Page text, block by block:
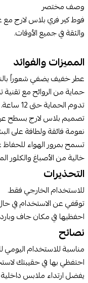
وصف مختصر
والثقة في جميع الأوقات.
المميزات والفوائد
عطر خفيف يضفي شعوراً
حماية من الروائح مع تقنية
تدوم الحماية حتى 12 ساعة.
تصميم بلاس لارج بسطح
نعومة فائقة ولطافة على
تسمح بمرور الهواء للحفاظ
خالية من الأصباغ والكلور
التحذيرات
للاستخدام الخارجي فقط.
توقفي عن الاستخدام في
احفظيها في مكان جاف
نصائح
مناسبة للاستخدام
احتفظي بها في حقيبتك
يفضل ارتداء ملابس